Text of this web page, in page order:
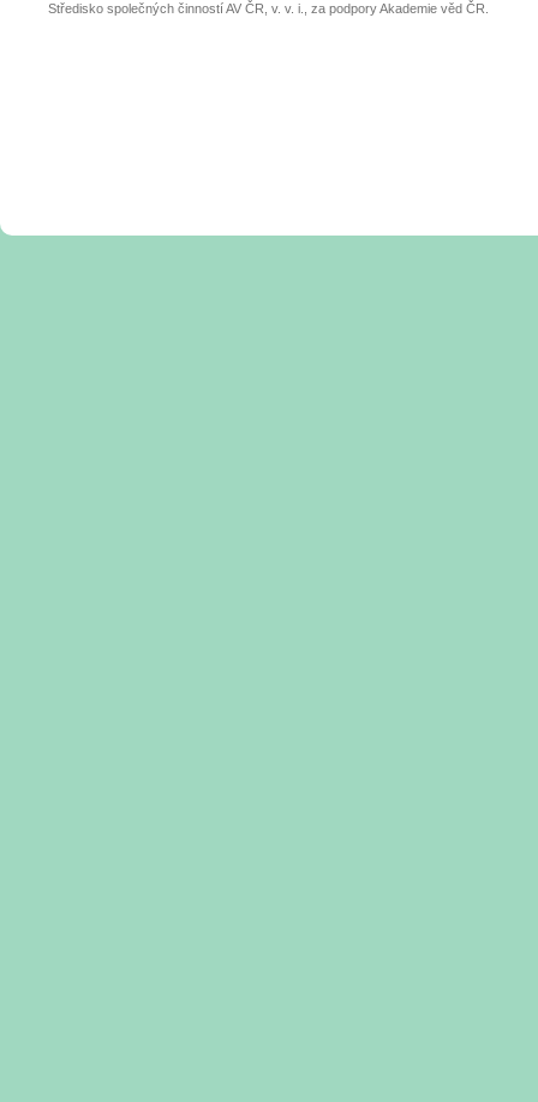
Středisko společných činností AV ČR, v. v. i., za podpory Akademie věd ČR.